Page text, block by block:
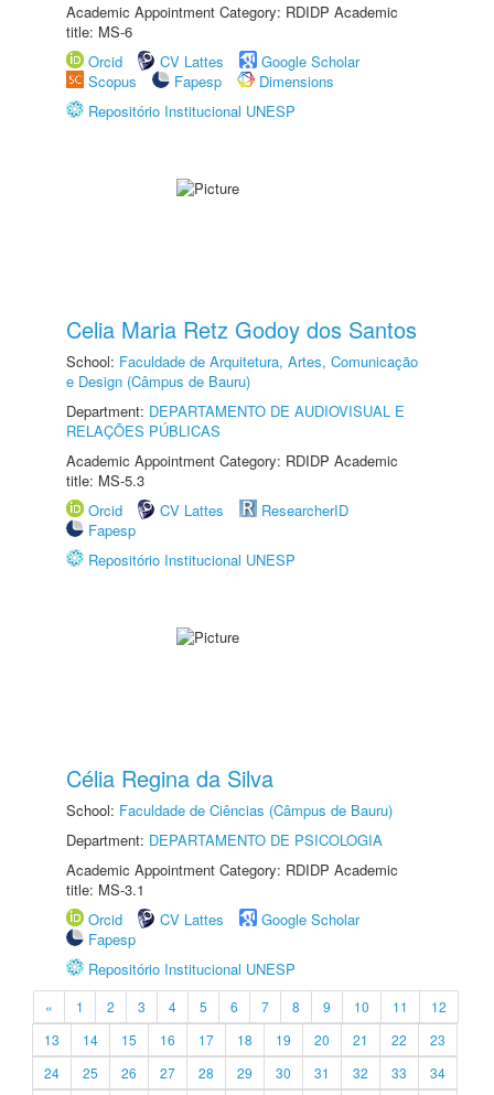
Academic Appointment Category: RDIDP Academic
title: MS-6
Orcid
CV Lattes
Google Scholar
Scopus
Fapesp
Dimensions
Repositório Institucional UNESP
Celia Maria Retz Godoy dos Santos
School: Faculdade de Arquitetura, Artes, Comunicação
e Design (Câmpus de Bauru)
Department: DEPARTAMENTO DE AUDIOVISUAL E
RELAÇÕES PÚBLICAS
Academic Appointment Category: RDIDP Academic
title: MS-5.3
Orcid
CV Lattes
ResearcherID
Fapesp
Repositório Institucional UNESP
Célia Regina da Silva
School: Faculdade de Ciências (Câmpus de Bauru)
Department: DEPARTAMENTO DE PSICOLOGIA
Academic Appointment Category: RDIDP Academic
title: MS-3.1
Orcid
CV Lattes
Google Scholar
Fapesp
Repositório Institucional UNESP
« 1 2 3 4 5 6 7 8 9 10 11
12
13
14 15 16 17 18 19 20 21 22
23
24
25 26 27 28 29 30 31 32 33
34